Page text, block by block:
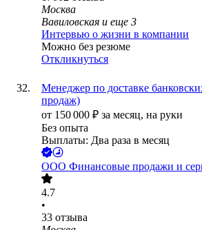
Москва
Вавиловская и еще 3
Интервью о жизни в компании
Можно без резюме
Откликнуться
Менеджер по доставке
продаж)
от 150 000 ₽ за месяц, на руки
Без опыта
Выплаты: Два раза в месяц
ООО Финансовые продажи и
4.7
•
33 отзыва